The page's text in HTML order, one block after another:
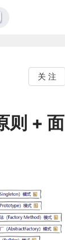
关 注
则 + 面